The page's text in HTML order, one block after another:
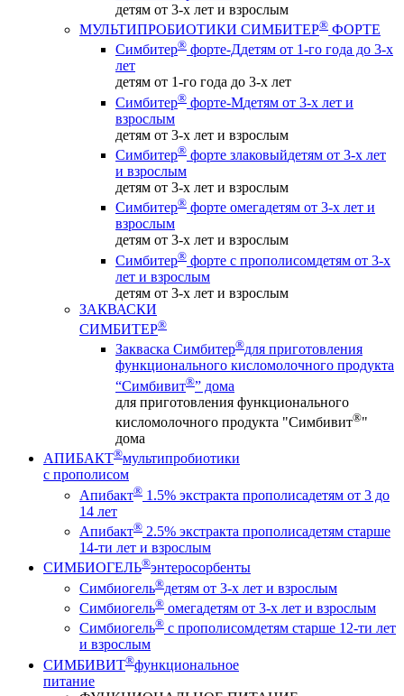
детям от 3-х лет и взрослым
МУЛЬТИПРОБИОТИКИ СИМБИТЕР® ФОРТЕ
Симбитер® форте-Ддетям от 1-го года до 3-х
лет
детям от 1-го года до 3-х лет
Симбитер® форте-Мдетям от 3-х лет и
взрослым
детям от 3-х лет и взрослым
Симбитер® форте злаковыйдетям от 3-х лет
и взрослым
детям от 3-х лет и взрослым
Симбитер® форте омегадетям от 3-х лет и
взрослым
детям от 3-х лет и взрослым
Симбитер® форте с прополисомдетям от 3-х
лет и взрослым
детям от 3-х лет и взрослым
ЗАКВАСКИ
СИМБИТЕР®
Закваска Симбитер®для приготовления
функционального кисломолочного продукта
“Симбивит®” дома
для приготовления функционального
кисломолочного продукта "Симбивит®"
дома
АПИБАКТ®мультипробиотики
с прополисом
Апибакт® 1.5% экстракта прополисадетям от 3 до
14 лет
Апибакт® 2.5% экстракта прополисадетям старше
14-ти лет и взрослым
СИМБИОГЕЛЬ®энтеросорбенты
Симбиогель®детям от 3-х лет и взрослым
Симбиогель® омегадетям от 3-х лет и взрослым
Симбиогель® c прополисомдетям старше 12-ти лет
и взрослым
СИМБИВИТ®функциональное
питание